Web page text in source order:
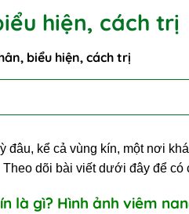
hiện, cách trị
biểu hiện, cách trị
đâu, kể cả vùng kín, một nơi
dõi bài viết dưới đây để có
là gì? Hình ảnh viêm